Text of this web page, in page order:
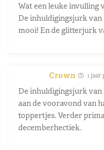
Wat een leuke invulling
De inhuldigingsjurk
mooi! En de glitterjurk
Crown 1 jaar
De inhuldigingsjurk
aan de vooravond van
toppertjes. Verder
decemberhectiek.